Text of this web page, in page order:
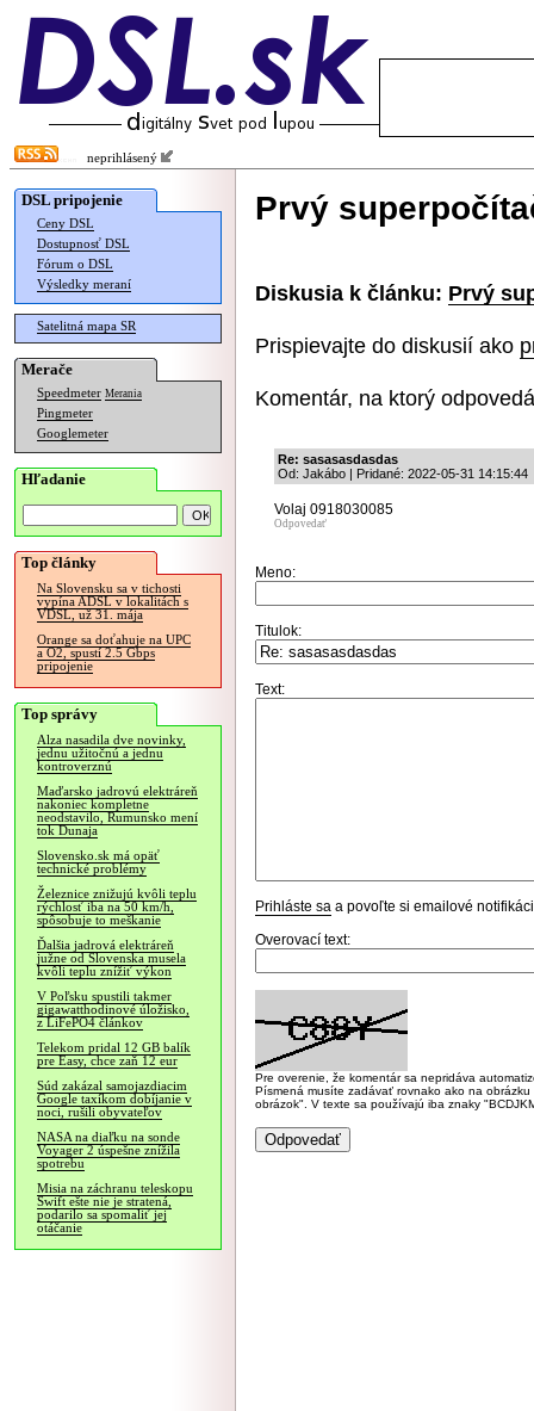
neprihlásený
DSL pripojenie
Ceny DSL
Dostupnosť DSL
Fórum o DSL
Výsledky meraní
Satelitná mapa SR
Merače
Speedmeter Merania
Pingmeter
Googlemeter
Hľadanie
Top články
Na Slovensku sa v tichosti
vypína ADSL v lokalitách s
VDSL, už 31. mája
Orange sa doťahuje na UPC
a O2, spustí 2.5 Gbps
pripojenie
Top správy
Alza nasadila dve novinky,
jednu užitočnú a jednu
kontroverznú
Maďarsko jadrovú elektráreň
nakoniec kompletne
neodstavilo, Rumunsko mení
tok Dunaja
Slovensko.sk má opäť
technické problémy
Železnice znižujú kvôli teplu
rýchlosť iba na 50 km/h,
spôsobuje to meškanie
Ďalšia jadrová elektráreň
južne od Slovenska musela
kvôli teplu znížiť výkon
V Poľsku spustili takmer
gigawatthodinové úložisko,
z LiFePO4 článkov
Telekom pridal 12 GB balík
pre Easy, chce zaň 12 eur
Súd zakázal samojazdiacim
Google taxíkom dobíjanie v
noci, rušili obyvateľov
NASA na diaľku na sonde
Voyager 2 úspešne znížila
spotrebu
Misia na záchranu teleskopu
Swift ešte nie je stratená,
podarilo sa spomaliť jej
otáčanie
Prvý
Diskusia k článku: Prvý
Prispievajte do diskusií ako
Komentár, na ktorý
Re: sasasasdasdas
Od: Jakábo | Pridané: 2022-05-31 14:15:44
Volaj 0918030085
Odpovedať
Meno:
Titulok:
Text:
Prihláste sa a povoľte si emailové
Overovací text:
Pre overenie, že komentár sa nepridáva
Písmená musíte zadávať rovnako ako na
obrázok". V texte sa používajú iba znaky